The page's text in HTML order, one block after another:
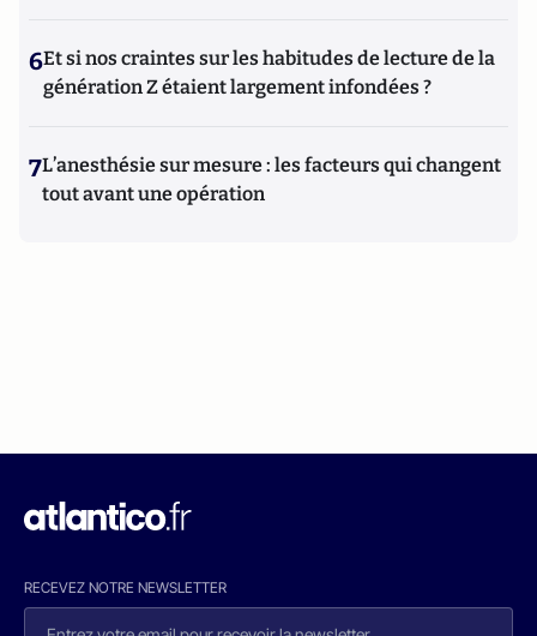
6Et si nos craintes sur les habitudes de lecture de la
génération Z étaient largement infondées ?
7L’anesthésie sur mesure : les facteurs qui changent
tout avant une opération
RECEVEZ NOTRE NEWSLETTER